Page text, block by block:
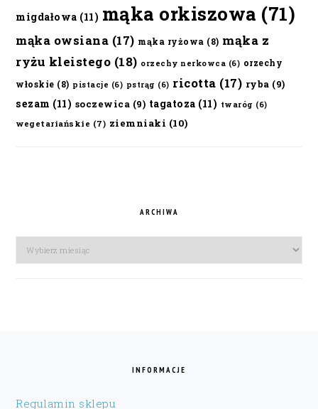
migdałowa (11) mąka orkiszowa (71)
mąka owsiana (17) mąka ryżowa (8) mąka z
ryżu kleistego (18) orzechy nerkowca (6) orzechy
włoskie (8) pistacje (6) pstrąg (6) ricotta (17) ryba (9)
sezam (11) soczewica (9) tagatoza (11) twaróg (6)
wegetariańskie (7) ziemniaki (10)
ARCHIWA
Archiwa
INFORMACJE
Regulamin sklepu